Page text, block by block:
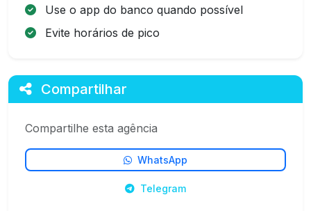
Use o app do banco quando possível
Evite horários de pico
Compartilhar
Compartilhe esta agência
WhatsApp
Telegram